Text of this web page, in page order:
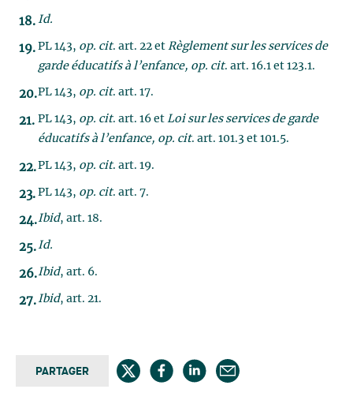
Id.
PL 143, op. cit. art. 22 et Règlement sur les services de
garde éducatifs à l’enfance, op. cit. art. 16.1 et 123.1.
PL 143, op. cit. art. 17.
PL 143, op. cit. art. 16 et Loi sur les services de garde
éducatifs à l’enfance, op. cit. art. 101.3 et 101.5.
PL 143, op. cit. art. 19.
PL 143, op. cit. art. 7.
Ibid, art. 18.
Id.
Ibid, art. 6.
Ibid, art. 21.
PARTAGER